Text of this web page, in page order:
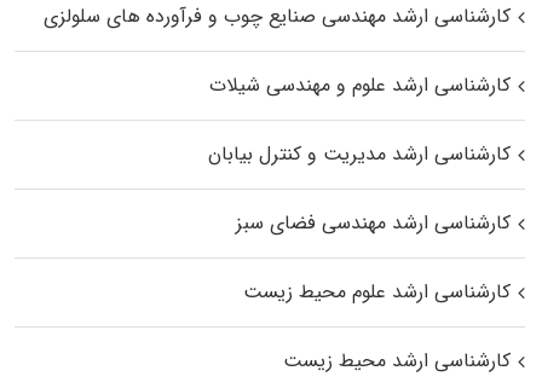
کارشناسی ارشد مهندسی صنایع چوب و فرآورده‌ های سلولزی
کارشناسی ارشد علوم و مهندسی شیلات
کارشناسی ارشد مدیریت و کنترل بیابان
کارشناسی ارشد مهندسی فضای سبز
کارشناسی ارشد علوم محیط‌ زیست
کارشناسی ارشد محیط زیست